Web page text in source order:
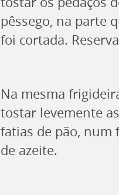
pêssego, na parte
foi cortada.
Na mesma
tostar levemente as
fatias de pão, num
de azeite.